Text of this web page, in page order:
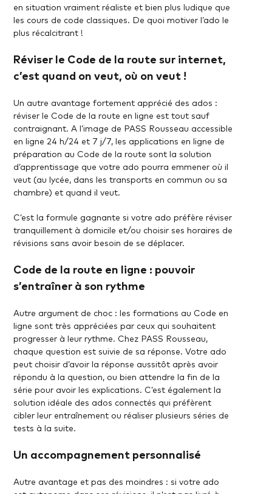
en situation vraiment réaliste et bien plus ludique que
les cours de code classiques. De quoi motiver l’ado le
plus récalcitrant !
Réviser le Code de la route sur internet,
c’est quand on veut, où on veut !
Un autre avantage fortement apprécié des ados :
réviser le Code de la route en ligne est tout sauf
contraignant. A l’image de PASS Rousseau accessible
en ligne 24 h/24 et 7 j/7, les applications en ligne de
préparation au Code de la route sont la solution
d’apprentissage que votre ado pourra emmener où il
veut (au lycée, dans les transports en commun ou sa
chambre) et quand il veut.
C’est la formule gagnante si votre ado préfère réviser
tranquillement à domicile et/ou choisir ses horaires de
révisions sans avoir besoin de se déplacer.
Code de la route en ligne : pouvoir
s’entraîner à son rythme
Autre argument de choc : les formations au Code en
ligne sont très appréciées par ceux qui souhaitent
progresser à leur rythme. Chez PASS Rousseau,
chaque question est suivie de sa réponse. Votre ado
peut choisir d’avoir la réponse aussitôt après avoir
répondu à la question, ou bien attendre la fin de la
série pour avoir les explications. C’est également la
solution idéale des ados connectés qui préfèrent
cibler leur entraînement ou réaliser plusieurs séries de
tests à la suite.
Un accompagnement personnalisé
Autre avantage et pas des moindres : si votre ado